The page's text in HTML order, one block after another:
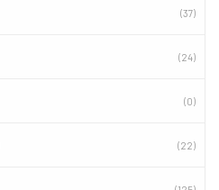
(37)
(24)
(0)
(22)